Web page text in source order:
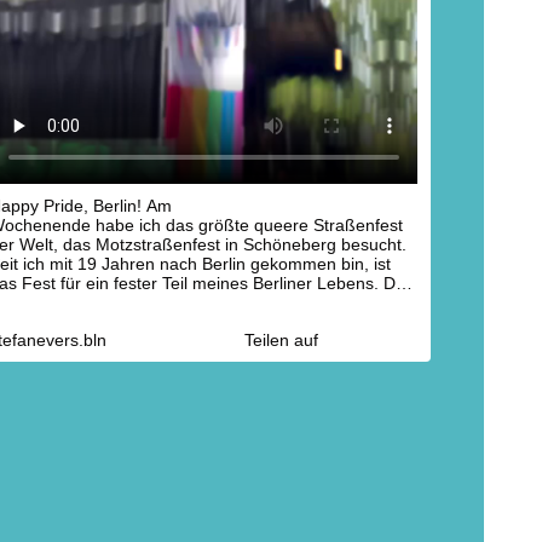
Pride, Berlin! Am
habe ich das größte queere Straßenfest
Welt, das Motzstraßenfest in Schöneberg besucht.
ich mit 19 Jahren nach Berlin gekommen bin, ist
Fest für ein fester Teil meines Berliner Lebens. Das
alles dafür tun, dass jeder sich in unserer Stadt
fühlen und frei bewegen kann - ganz egal, woher
Teilen auf